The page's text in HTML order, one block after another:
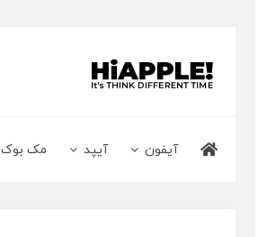
content
آیفون آیپد مک بوک